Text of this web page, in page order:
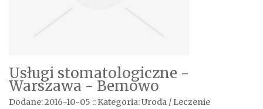
Usługi stomatologiczne -
Warszawa - Bemowo
Dodane: 2016-10-05 :: Kategoria: Uroda / Leczenie